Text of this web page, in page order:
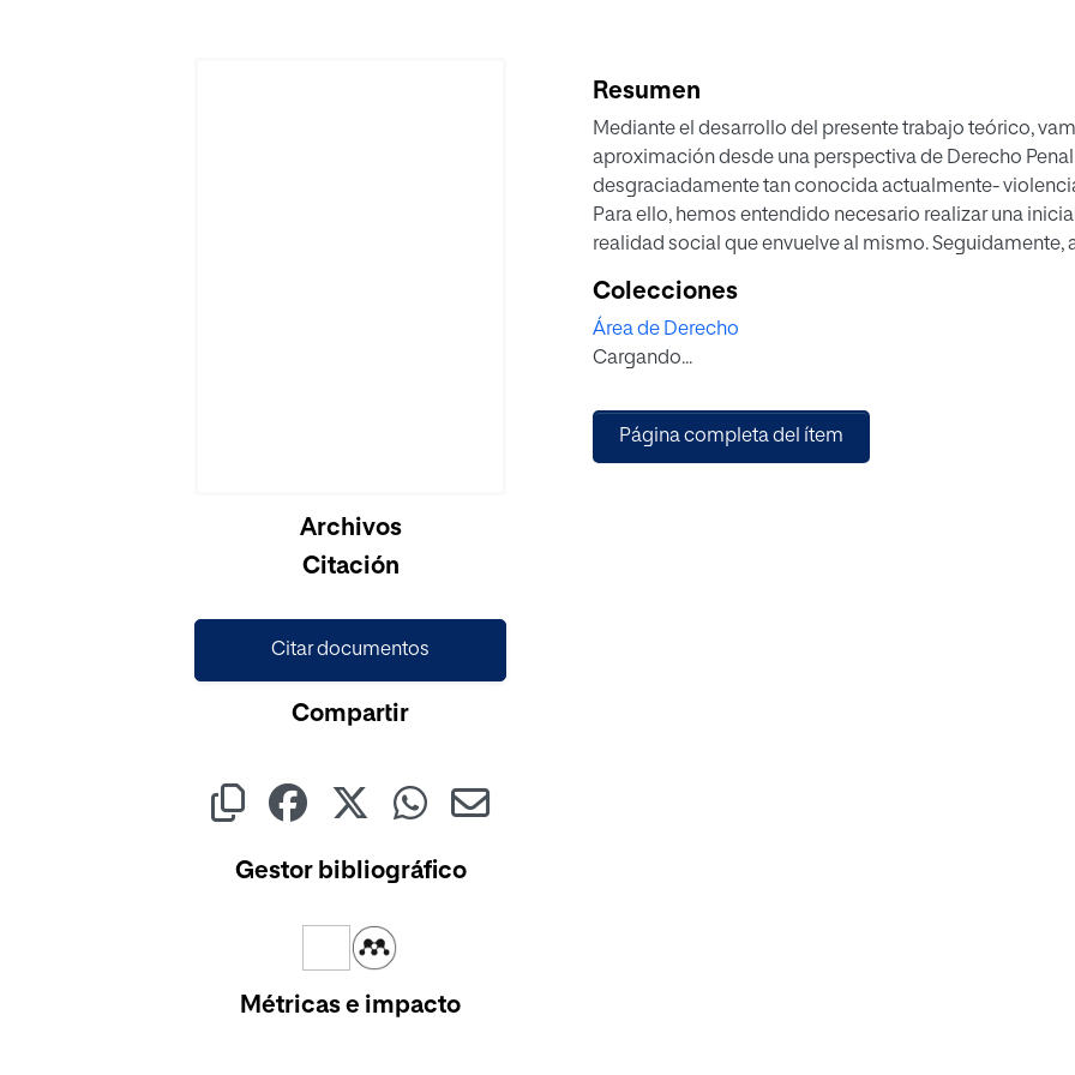
Cargando...Archivos
Citación
Citar documentos
Compartir
Gestor bibliográfico
Métricas e impacto
Resumen
Mediante el desarrollo del presente trabajo teórico,
aproximación desde una perspectiva de Derecho
desgraciadamente tan conocida actualmente-
Para ello, hemos entendido necesario realizar una
realidad social que envuelve al mismo. Seguidamente,
respecto a esta situación, para continuar después con
existencia de Juzgados y profesionales especializados
Posteriormente, expondremos algunas cuestiones
denuncia y la declaración de la víctima.
Finalmente, reflexionamos sobre la realidad de la
Colecciones
Área de Derecho
Cargando...
Página completa del ítem